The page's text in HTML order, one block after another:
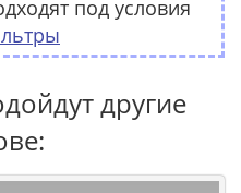
под условия
другие